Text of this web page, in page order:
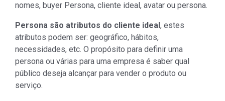
nomes, buyer Persona, cliente ideal, avatar ou persona.
Persona são atributos do cliente ideal , estes
atributos podem ser: geográfico, hábitos,
necessidades, etc. O propósito para definir uma
persona ou várias para uma empresa é saber qual
público deseja alcançar para vender o produto ou
serviço.